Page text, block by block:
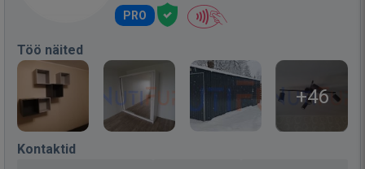
PRO
Töö näited
+46
Kontaktid